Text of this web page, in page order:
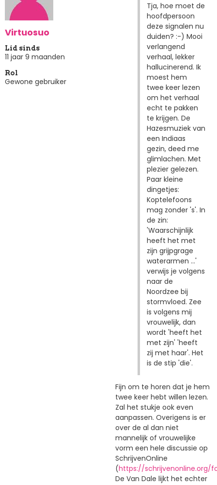
Virtuosuo
Lid sinds
11 jaar 9 maanden
Rol
Gewone gebruiker
Tja, hoe moet de
hoofdpersoon
deze signalen nu
duiden? :-) Mooi
verlangend
verhaal, lekker
hallucinerend. Ik
moest hem
twee keer lezen
om het verhaal
echt te pakken
te krijgen. De
Hazesmuziek van
een Indiaas
gezin, deed me
glimlachen. Met
plezier gelezen.
Paar kleine
dingetjes:
Koptelefoons
mag zonder 's'. In
de zin:
'Waarschijnlijk
heeft het met
zijn grijpgrage
waterarmen ...'
verwijs je volgens
naar de
Noordzee bij
stormvloed. Zee
is volgens mij
vrouwelijk, dan
wordt 'heeft het
met zijn' 'heeft
zij met haar'. Het
is de stip 'die'.
Fijn om te horen dat je hem
twee keer hebt willen lezen.
Zal het stukje ook even
aanpassen. Overigens is er
over de al dan niet
mannelijk of vrouwelijke
vorm een hele discussie op
SchrijvenOnline
(https://schrijvenonline.org/
De Van Dale lijkt het echter